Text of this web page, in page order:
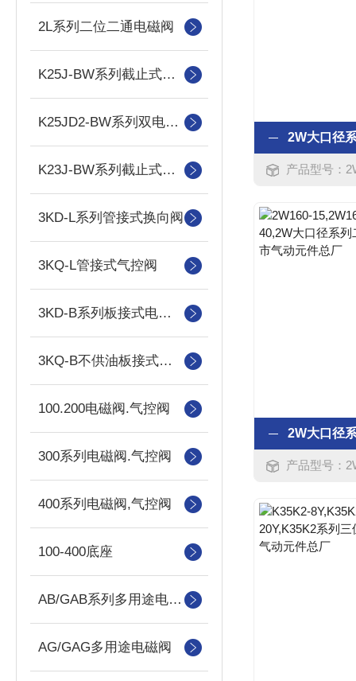
2L系列二位二通电磁阀
K25J-BW系列截止式换向阀
K25JD2-BW系列双电控电磁阀
K23J-BW系列截止式换向阀
3KD-L系列管接式换向阀
3KQ-L管接式气控阀
3KD-B系列板接式电控换向阀
3KQ-B不供油板接式气控换向阀
100.200电磁阀.气控阀
300系列电磁阀.气控阀
400系列电磁阀,气控阀
100-400底座
AB/GAB系列多用途电磁阀
AG/GAG多用途电磁阀
产品型号：
产品型号：